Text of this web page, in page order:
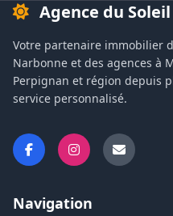
Agence du Soleil
Votre partenaire immobilier
Narbonne et des agences à
Perpignan et région depuis
service personnalisé.
Navigation